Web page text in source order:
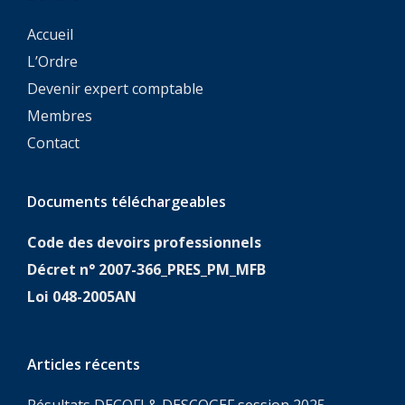
Accueil
L’Ordre
Devenir expert comptable
Membres
Contact
Documents téléchargeables
Code des devoirs professionnels
Décret n° 2007-366_PRES_PM_MFB
Loi 048-2005AN
Articles récents